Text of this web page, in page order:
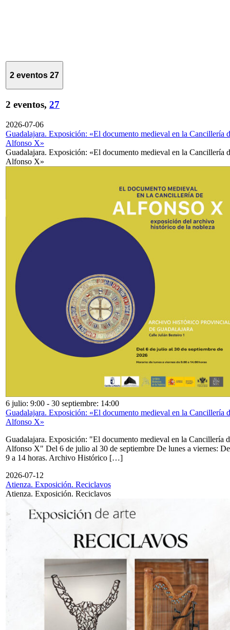
2 eventos 27
2 eventos, 27
2026-07-06
Guadalajara. Exposición: «El documento medieval en la Cancillería
Alfonso X»
Guadalajara. Exposición: «El documento medieval en la Cancillería
Alfonso X»
6 julio: 9:00 - 30 septiembre: 14:00
Guadalajara. Exposición: «El documento medieval en la Cancillería
Alfonso X»
Guadalajara. Exposición: "El documento medieval en la Cancillería
Alfonso X" Del 6 de julio al 30 de septiembre De lunes a viernes: De
9 a 14 horas. Archivo Histórico […]
2026-07-12
Atienza. Exposición. Reciclavos
Atienza. Exposición. Reciclavos